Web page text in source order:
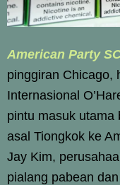
American Party
pinggiran Chicago,
Internasional
pintu masuk utama
asal Tiongkok ke
Jay Kim,
pialang pabean